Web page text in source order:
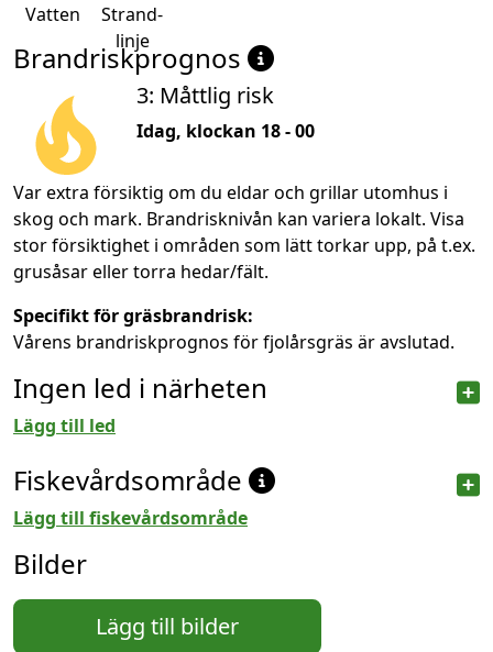
Vatten
Strand-
linje
Brandriskprognos
3: Måttlig risk
Idag, klockan 18 - 00
Var extra försiktig om du eldar och grillar utomhus i
skog och mark. Brandrisknivån kan variera lokalt. Visa
stor försiktighet i områden som lätt torkar upp, på t.ex.
grusåsar eller torra hedar/fält.
Specifikt för gräsbrandrisk:
Vårens brandriskprognos för fjolårsgräs är avslutad.
Ingen led i närheten
Lägg till led
Fiskevårdsområde
Lägg till fiskevårdsområde
Bilder
Lägg till bilder